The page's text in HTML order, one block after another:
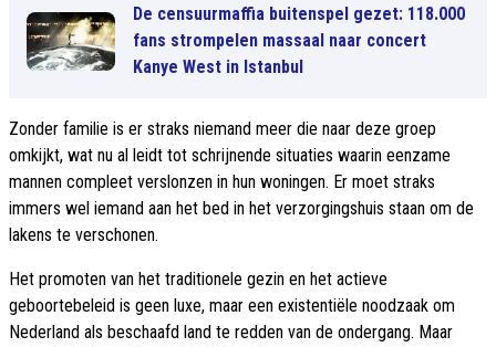
De censuurmaffia buitenspel gezet: 118.000
fans strompelen massaal naar concert
Kanye West in Istanbul
Zonder familie is er straks niemand meer die naar deze groep
omkijkt, wat nu al leidt tot schrijnende situaties waarin eenzame
mannen compleet verslonzen in hun woningen. Er moet straks
immers wel iemand aan het bed in het verzorgingshuis staan om de
lakens te verschonen.
Het promoten van het traditionele gezin en het actieve
geboortebeleid is geen luxe, maar een existentiële noodzaak om
Nederland als beschaafd land te redden van de ondergang. Maar